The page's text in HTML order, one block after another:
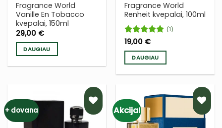
Fragrance World
Vanille En Tobacco
kvepalai, 150ml
29,00 €
DAUGIAU
Fragrance World
Renheit kvepalai, 100ml
Įvertinimas:
(1)
19,00 €
DAUGIAU
+ dovana
PRIDĖTI
Akcija!
PRIDĖTI